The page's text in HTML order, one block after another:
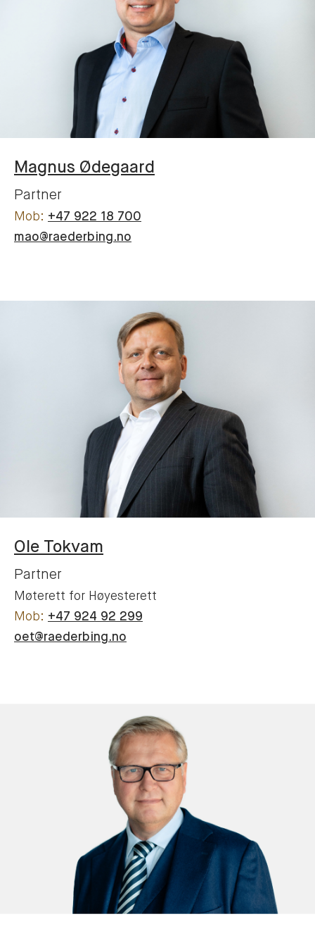
Magnus Ødegaard
Partner
+47 922 18 700
mao@raederbing.no
Ole Tokvam
Partner
Møterett for Høyesterett
+47 924 92 299
oet@raederbing.no